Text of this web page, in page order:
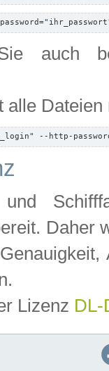
auch
alle
--http-
Daher
Lizenz